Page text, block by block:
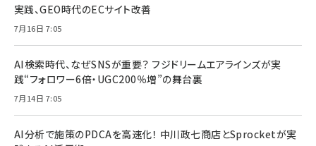
実践、GEO時代のECサイト改善
7月16日 7:05
AI検索時代、なぜSNSが重要？ フジドリームエアラインズが実
践“フォロワー6倍・UGC200％増”の舞台裏
7月14日 7:05
AI分析で施策のPDCAを高速化！ 中川政七商店とSprocketが実